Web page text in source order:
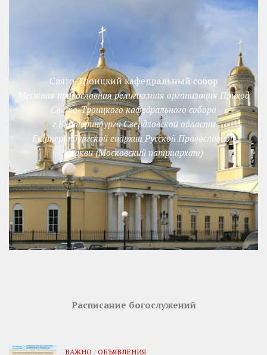
Свято-Троицкий кафедральный собор
Местная православная религиозная организация Приход
Свято-Троицкого кафедрального собора
г.Екатеринбурга Свердловской области
Екатеринбургской епархии Русской Православной
Церкви (Московский патриархат)
Расписание богослужений
ВАЖНО / ОБЪЯВЛЕНИЯ